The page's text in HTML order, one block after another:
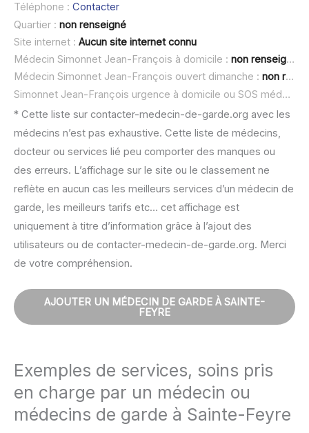
Téléphone : Contacter
Quartier : non renseigné
Site internet : Aucun site internet connu
Médecin Simonnet Jean-François à domicile : non renseigné
Médecin Simonnet Jean-François ouvert dimanche : non renseigné
Simonnet Jean-François urgence à domicile ou SOS médecin :
* Cette liste sur contacter-medecin-de-garde.org avec les
médecins n’est pas exhaustive. Cette liste de médecins,
docteur ou services lié peu comporter des manques ou
des erreurs. L’affichage sur le site ou le classement ne
reflète en aucun cas les meilleurs services d’un médecin de
garde, les meilleurs tarifs etc… cet affichage est
uniquement à titre d’information grâce à l’ajout des
utilisateurs ou de contacter-medecin-de-garde.org. Merci
de votre compréhension.
AJOUTER UN MÉDECIN DE GARDE À SAINTE-
FEYRE
Exemples de services, soins pris
en charge par un médecin ou
médecins de garde à Sainte-Feyre